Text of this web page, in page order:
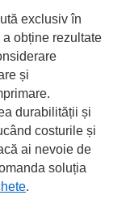
exclusiv în
obține rezultate
și
durabilității și
costurile și
ai nevoie de
soluția
.